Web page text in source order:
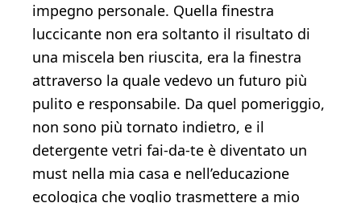
impegno personale. Quella finestra
luccicante non era soltanto il risultato di
una miscela ben riuscita, era la finestra
attraverso la quale vedevo un futuro più
pulito e responsabile. Da quel pomeriggio,
non sono più tornato indietro, e il
detergente vetri fai-da-te è diventato un
must nella mia casa e nell’educazione
ecologica che voglio trasmettere a mio